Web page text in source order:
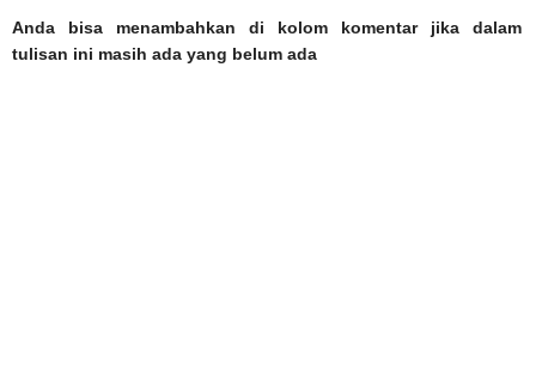
Anda bisa menambahkan di kolom komentar jika dalam
tulisan ini masih ada yang belum ada